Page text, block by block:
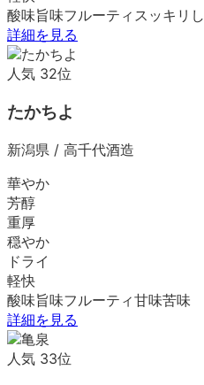
酸味旨味フルーティ スッキリ
詳細を見る
人気 32位
たかちよ
新潟県 / 高千代酒造
華やか
芳醇
重厚
穏やか
ドライ
軽快
酸味旨味フルーティ甘味苦味
詳細を見る
人気 33位